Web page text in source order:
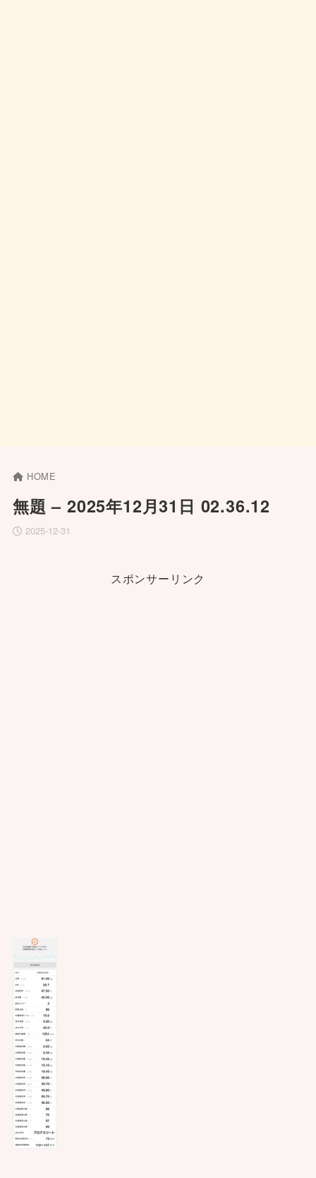
HOME
無題 – 2025年12月31日 02.36.12
2025-12-31
スポンサーリンク